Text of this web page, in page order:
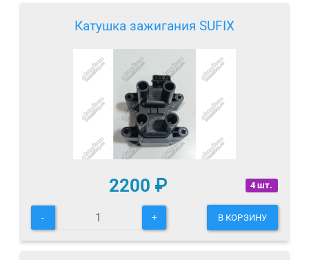
Катушка зажигания SUFIX
4 шт.
2200 ₽
- + В КОРЗИНУ